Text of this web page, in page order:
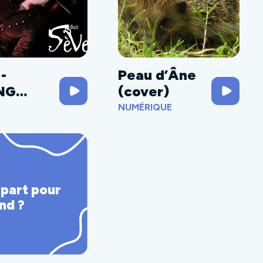
Peau d’Âne
(cover)
NUMÉRIQUE
pour
?